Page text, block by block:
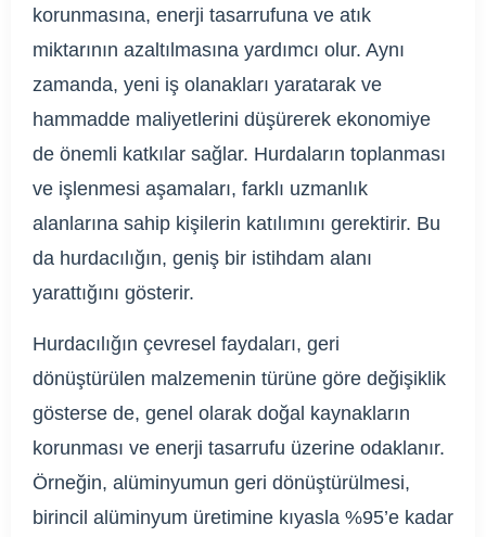
korunmasına, enerji tasarrufuna ve atık
miktarının azaltılmasına yardımcı olur. Aynı
zamanda, yeni iş olanakları yaratarak ve
hammadde maliyetlerini düşürerek ekonomiye
de önemli katkılar sağlar. Hurdaların toplanması
ve işlenmesi aşamaları, farklı uzmanlık
alanlarına sahip kişilerin katılımını gerektirir. Bu
da hurdacılığın, geniş bir istihdam alanı
yarattığını gösterir.
Hurdacılığın çevresel faydaları, geri
dönüştürülen malzemenin türüne göre değişiklik
gösterse de, genel olarak doğal kaynakların
korunması ve enerji tasarrufu üzerine odaklanır.
Örneğin, alüminyumun geri dönüştürülmesi,
birincil alüminyum üretimine kıyasla %95’e kadar